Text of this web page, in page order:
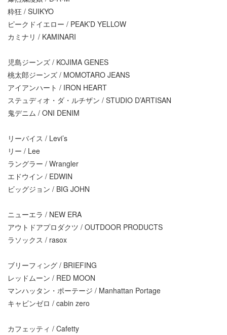
粋狂 / SUIKYO
ピークドイエロー / PEAK’D YELLOW
カミナリ / KAMINARI
児島ジーンズ / KOJIMA GENES
桃太郎ジーンズ / MOMOTARO JEANS
アイアンハート / IRON HEART
ステュディオ・ダ・ルチザン / STUDIO D’ARTISAN
鬼デニム / ONI DENIM
リーバイス / Levi’s
リー / Lee
ラングラー / Wrangler
エドウイン / EDWIN
ビッグジョン / BIG JOHN
ニューエラ / NEW ERA
アウトドアプロダクツ / OUTDOOR PRODUCTS
ラソックス / rasox
ブリーフィング / BRIEFING
レッドムーン / RED MOON
マンハッタン・ポーテージ / Manhattan Portage
キャビンゼロ / cabin zero
カフェッティ / Cafetty